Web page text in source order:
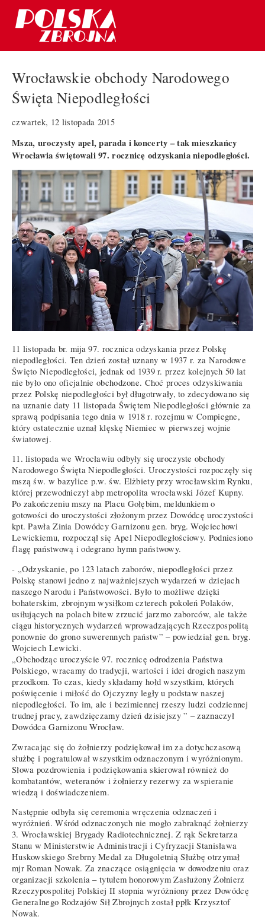
Wrocławskie obchody Narodowego
Święta Niepodległości
czwartek, 12 listopada 2015
Msza, uroczysty apel, parada i koncerty – tak mieszkańcy
Wrocławia świętowali 97. rocznicę odzyskania niepodległości.
11 listopada br. mija 97. rocznica odzyskania przez Polskę
niepodległości. Ten dzień został uznany w 1937 r. za Narodowe
Święto Niepodległości, jednak od 1939 r. przez kolejnych 50 lat
nie było ono oficjalnie obchodzone. Choć proces odzyskiwania
przez Polskę niepodległości był długotrwały, to zdecydowano się
na uznanie daty 11 listopada Świętem Niepodległości głównie za
sprawą podpisania tego dnia w 1918 r. rozejmu w Compiegne,
który ostatecznie uznał klęskę Niemiec w pierwszej wojnie
światowej.
11. listopada we Wrocławiu odbyły się uroczyste obchody
Narodowego Święta Niepodległości. Uroczystości rozpoczęły się
mszą św. w bazylice p.w. św. Elżbiety przy wrocławskim Rynku,
której przewodniczył abp metropolita wrocławski Józef Kupny.
Po zakończeniu mszy na Placu Gołębim, meldunkiem o
gotowości do uroczystości złożonym przez Dowódcę uroczystości
kpt. Pawła Zinia Dowódcy Garnizonu gen. bryg. Wojciechowi
Lewickiemu, rozpoczął się Apel Niepodległościowy. Podniesiono
flagę państwową i odegrano hymn państwowy.
- „Odzyskanie, po 123 latach zaborów, niepodległości przez
Polskę stanowi jedno z najważniejszych wydarzeń w dziejach
naszego Narodu i Państwowości. Było to możliwe dzięki
bohaterskim, zbrojnym wysiłkom czterech pokoleń Polaków,
usiłujących na polach bitew zrzucić jarzmo zaborców, ale także
ciągu historycznych wydarzeń wprowadzających Rzeczpospolitą
ponownie do grono suwerennych państw” – powiedział gen. bryg.
Wojciech Lewicki.
„Obchodząc uroczyście 97. rocznicę odrodzenia Państwa
Polskiego, wracamy do tradycji, wartości i idei drogich naszym
przodkom. To czas, kiedy składamy hołd wszystkim, których
poświęcenie i miłość do Ojczyzny legły u podstaw naszej
niepodległości. To im, ale i bezimiennej rzeszy ludzi codziennej
trudnej pracy, zawdzięczamy dzień dzisiejszy ” – zaznaczył
Dowódca Garnizonu Wrocław.
Zwracając się do żołnierzy podziękował im za dotychczasową
służbę i pogratulował wszystkim odznaczonym i wyróżnionym.
Słowa pozdrowienia i podziękowania skierował również do
kombatantów, weteranów i żołnierzy rezerwy za wspieranie
wiedzą i doświadczeniem.
Następnie odbyła się ceremonia wręczenia odznaczeń i
wyróżnień. Wśród odznaczonych nie mogło zabraknąć żołnierzy
3. Wrocławskiej Brygady Radiotechnicznej. Z rąk Sekretarza
Stanu w Ministerstwie Administracji i Cyfryzacji Stanisława
Huskowskiego Srebrny Medal za Długoletnią Służbę otrzymał
mjr Roman Nowak. Za znaczące osiągnięcia w dowodzeniu oraz
organizacji szkolenia – tytułem honorowym Zasłużony Żołnierz
Rzeczypospolitej Polskiej II stopnia wyróżniony przez Dowódcę
Generalnego Rodzajów Sił Zbrojnych został ppłk Krzysztof
Nowak.